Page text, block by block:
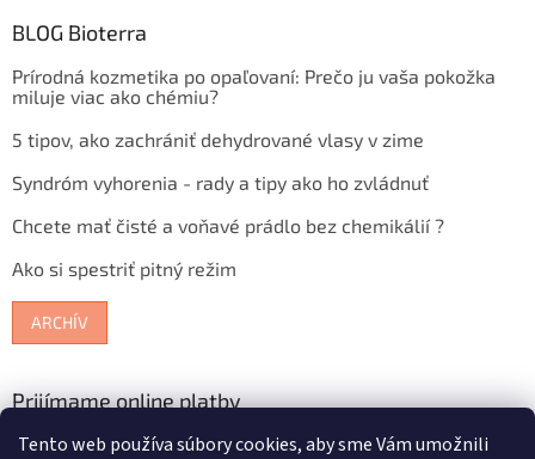
Tento web používa súbory cookies, aby sme Vám umožnili
BLOG Bioterra
Prírodná kozmetika po opaľovaní: Prečo ju vaša pokožka
miluje viac ako chémiu?
5 tipov, ako zachrániť dehydrované vlasy v zime
Syndróm vyhorenia - rady a tipy ako ho zvládnuť
Chcete mať čisté a voňavé prádlo bez chemikálií ?
Ako si spestriť pitný režim
ARCHÍV
Prijímame online platby